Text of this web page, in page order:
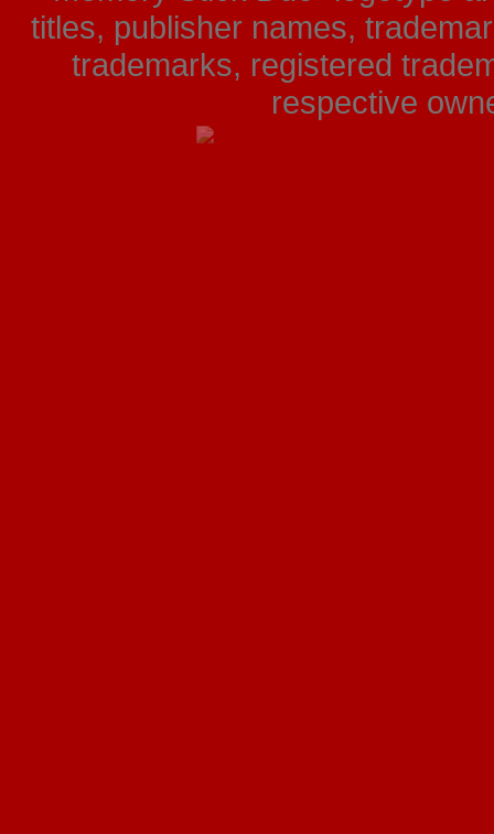
titles, publisher names,
trademarks, registered
respective